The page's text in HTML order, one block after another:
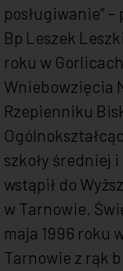
posługiwanie”
Bp Leszek
roku w
Wniebowzięcia
Rzepienniku
szkoły średniej
wstąpił do
w Tarnowie.
maja 1996 roku
Tarnowie z rąk